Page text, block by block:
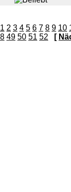
1 2 3 4 5 6 7 8 9 10
49 50 51 52 [